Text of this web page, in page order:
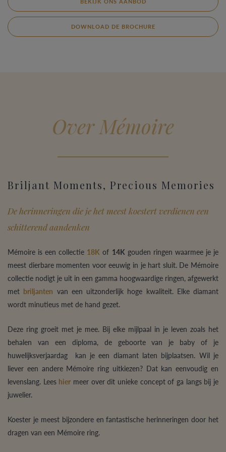
DOWNLOAD DE BROCHURE
Over Mémoire
Briljant Moments, Precious Memories
De herinneringen die je het meest koestert verdienen een
schitterend aandenken
Mémoire is een collectie 18K of 14K gouden ringen waarmee je je
meest dierbare momenten voor eeuwig in je hart sluit. De Mémoire
collectie nodigt je uit in een gamma hoogwaardige ringen, afgewerkt
met briljanten van een uitzonderlijk hoge kwaliteit. Elke diamant
wordt minutieus met de hand gezet.
Deze ring groeit met je mee. Bij elke mijlpaal in je leven zoals het
behalen van een diploma, de geboorte van je baby of je
huwelijksverjaardag kan je een diamant laten bijplaatsen. Wil je
liever een andere Mémoire ring uitkiezen? Dat kan eenvoudig en
levenslang. Lees hier meer over dit unieke concept of ga langs bij je
juwelier.
Koester je meest bijzondere en fantastische herinneringen door het
dragen van een Mémoire ring.